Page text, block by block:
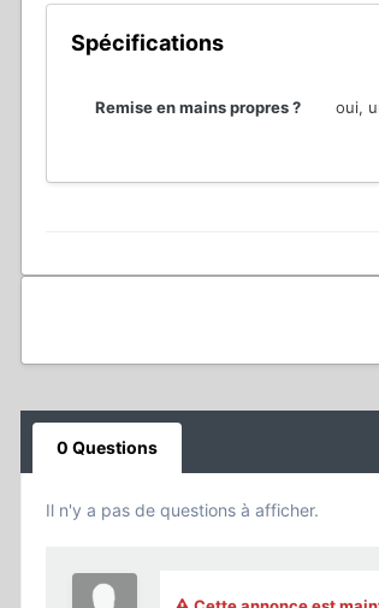
Spécifications
Remise en mains propres ? oui,
0 Questions
Il n'y a pas de questions à afficher.